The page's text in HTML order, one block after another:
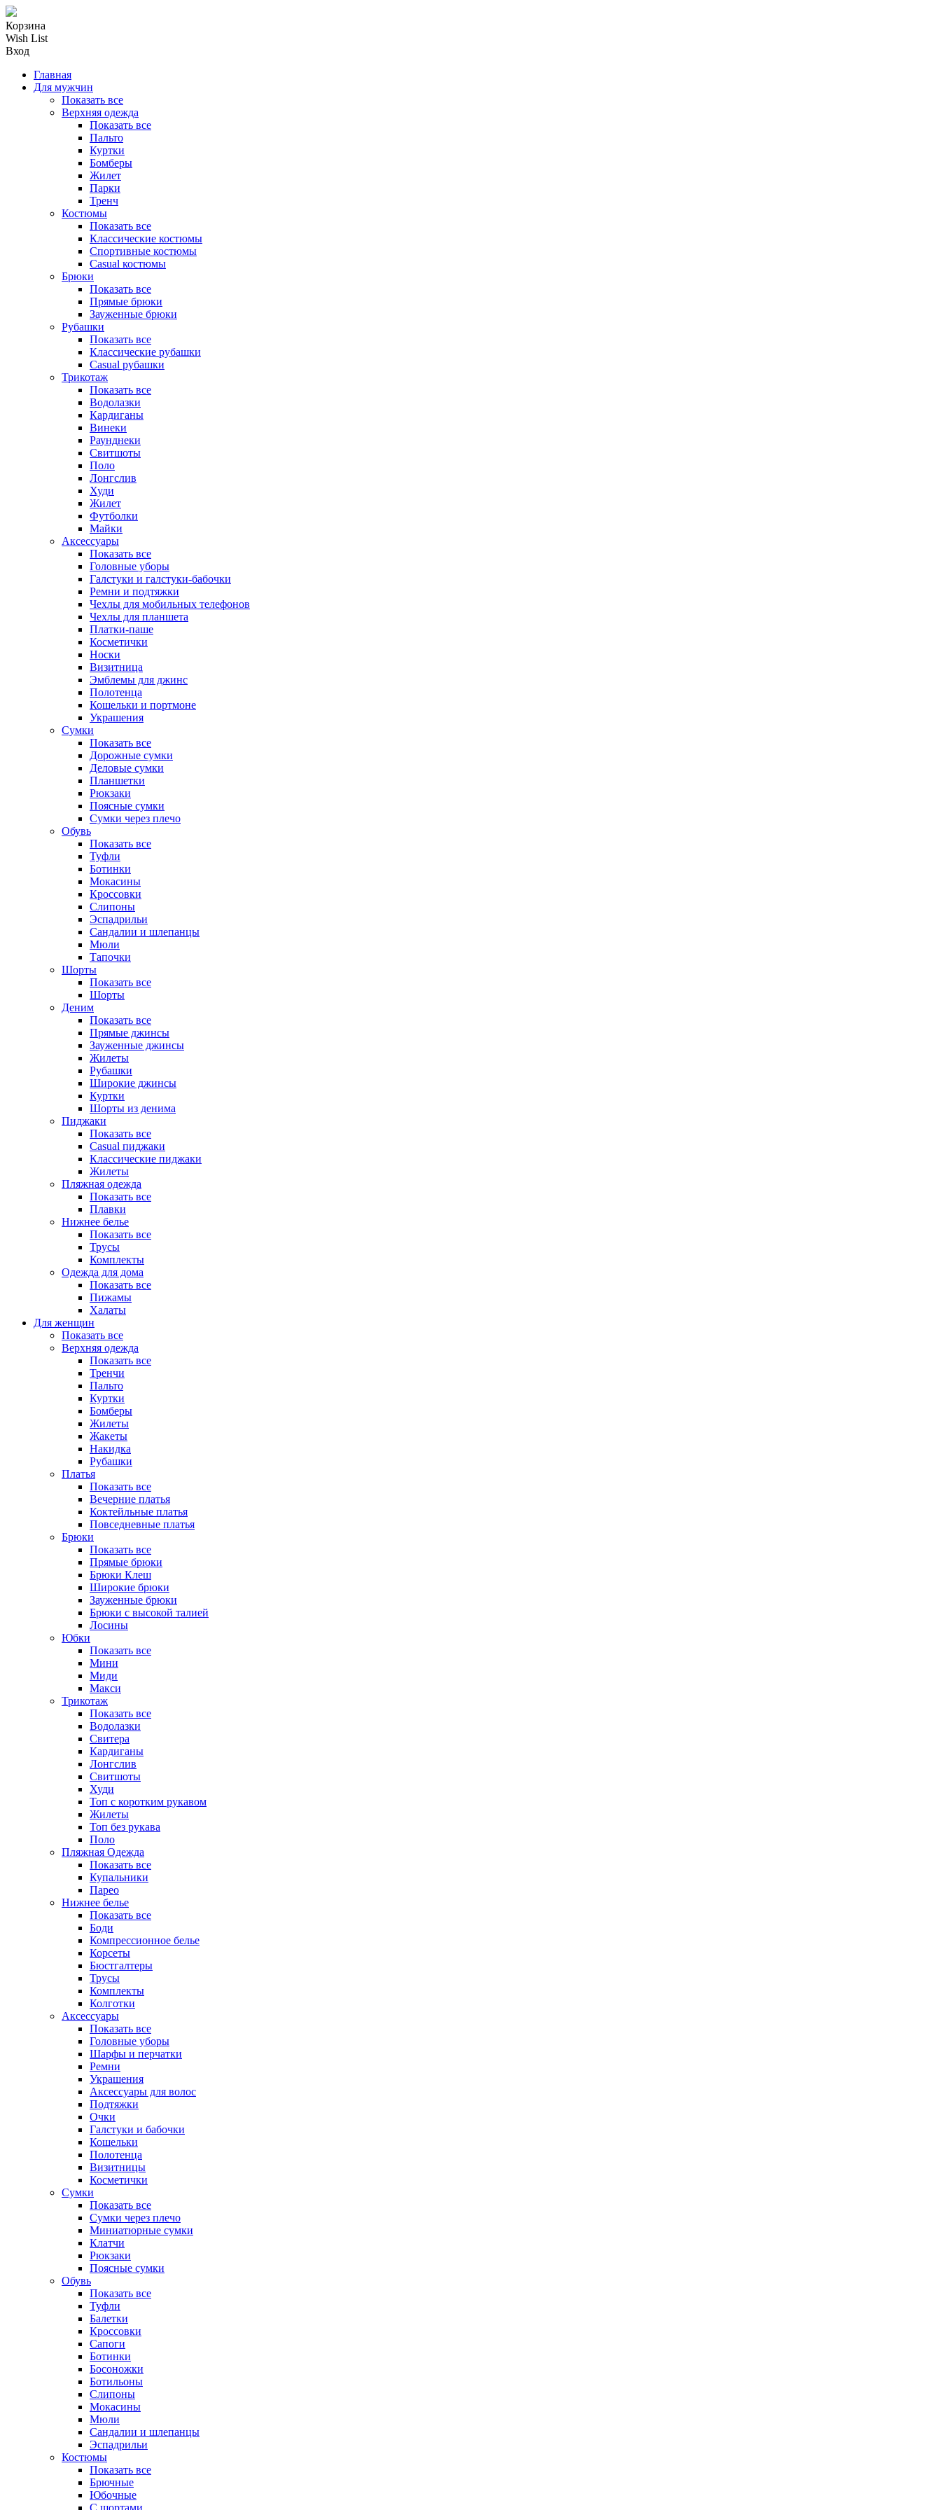
Корзина
Wish List
Вход
Главная
Для мужчин
Показать все
Верхняя одежда
Показать все
Пальто
Куртки
Бомберы
Жилет
Парки
Тренч
Костюмы
Показать все
Классические костюмы
Спортивные костюмы
Casual костюмы
Брюки
Показать все
Прямые брюки
Зауженные брюки
Рубашки
Показать все
Классические рубашки
Casual рубашки
Трикотаж
Показать все
Водолазки
Кардиганы
Винеки
Раунднеки
Свитшоты
Поло
Лонгслив
Худи
Жилет
Футболки
Майки
Аксессуары
Показать все
Головные уборы
Галстуки и галстуки-бабочки
Ремни и подтяжки
Чехлы для мобильных телефонов
Чехлы для планшета
Платки-паше
Косметички
Носки
Визитница
Эмблемы для джинс
Полотенца
Кошельки и портмоне
Украшения
Сумки
Показать все
Дорожные сумки
Деловые сумки
Планшетки
Рюкзаки
Поясные сумки
Сумки через плечо
Обувь
Показать все
Туфли
Ботинки
Мокасины
Кроссовки
Слипоны
Эспадрильи
Сандалии и шлепанцы
Мюли
Тапочки
Шорты
Показать все
Шорты
Деним
Показать все
Прямые джинсы
Зауженные джинсы
Жилеты
Рубашки
Широкие джинсы
Куртки
Шорты из денима
Пиджаки
Показать все
Casual пиджаки
Классические пиджаки
Жилеты
Пляжная одежда
Показать все
Плавки
Нижнее белье
Показать все
Трусы
Комплекты
Одежда для дома
Показать все
Пижамы
Халаты
Для женщин
Показать все
Верхняя одежда
Показать все
Тренчи
Пальто
Куртки
Бомберы
Жилеты
Жакеты
Накидка
Рубашки
Платья
Показать все
Вечерние платья
Коктейльные платья
Повседневные платья
Брюки
Показать все
Прямые брюки
Брюки Клеш
Широкие брюки
Зауженные брюки
Брюки с высокой талией
Лосины
Юбки
Показать все
Мини
Миди
Макси
Трикотаж
Показать все
Водолазки
Свитера
Кардиганы
Лонгслив
Свитшоты
Худи
Топ с коротким рукавом
Жилеты
Топ без рукава
Поло
Пляжная Одежда
Показать все
Купальники
Парео
Нижнее белье
Показать все
Боди
Компрессионное белье
Корсеты
Бюстгалтеры
Трусы
Комплекты
Колготки
Аксессуары
Показать все
Головные уборы
Шарфы и перчатки
Ремни
Украшения
Аксессуары для волос
Подтяжки
Очки
Галстуки и бабочки
Кошельки
Полотенца
Визитницы
Косметички
Сумки
Показать все
Сумки через плечо
Миниатюрные cумки
Клатчи
Рюкзаки
Поясные сумки
Обувь
Показать все
Туфли
Балетки
Кроссовки
Сапоги
Ботинки
Босоножки
Ботильоны
Слипоны
Мокасины
Мюли
Сандалии и шлепанцы
Эспадрильи
Костюмы
Показать все
Брючные
Юбочные
С шортами